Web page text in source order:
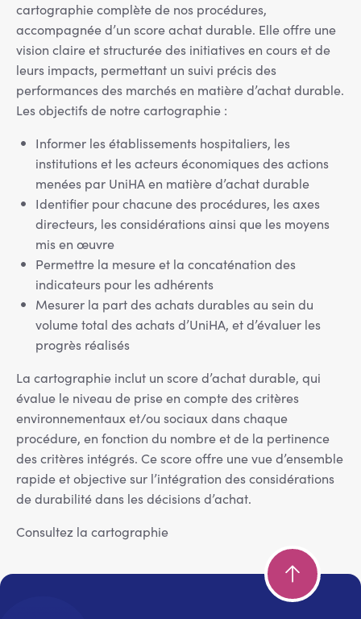
cartographie complète de nos procédures,
accompagnée d’un score achat durable. Elle offre une
vision claire et structurée des initiatives en cours et de
leurs impacts, permettant un suivi précis des
performances des marchés en matière d’achat durable.
Les objectifs de notre cartographie :
Informer les établissements hospitaliers, les
institutions et les acteurs économiques des actions
menées par UniHA en matière d’achat durable
Identifier pour chacune des procédures, les axes
directeurs, les considérations ainsi que les moyens
mis en œuvre
Permettre la mesure et la concaténation des
indicateurs pour les adhérents
Mesurer la part des achats durables au sein du
volume total des achats d’UniHA, et d’évaluer les
progrès réalisés
La cartographie inclut un score d’achat durable, qui
évalue le niveau de prise en compte des critères
environnementaux et/ou sociaux dans chaque
procédure, en fonction du nombre et de la pertinence
des critères intégrés. Ce score offre une vue d’ensemble
rapide et objective sur l’intégration des considérations
de durabilité dans les décisions d’achat.
Consultez la cartographie